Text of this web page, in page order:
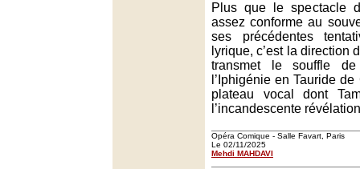
Plus que le spectacle
assez conforme au
ses précédentes
lyrique, c’est la direction
transmet le souffle
l’Iphigénie en Tauride
plateau vocal dont
l’incandescente
Opéra Comique - Salle Favart, Paris
Le 02/11/2025
Mehdi MAHDAVI